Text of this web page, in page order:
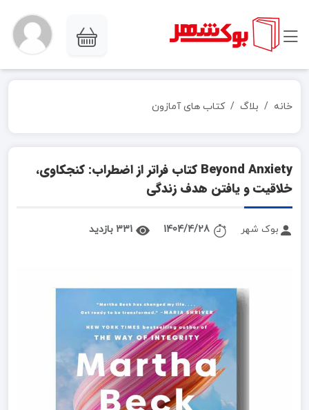
خانه بلاگ کتاب های آمازون
Beyond Anxiety کتاب فراتر از اضطراب: کنجکاوی،
خلاقیت و یافتن هدف زندگی
بوک شهر 1404/4/28 331 بازدید